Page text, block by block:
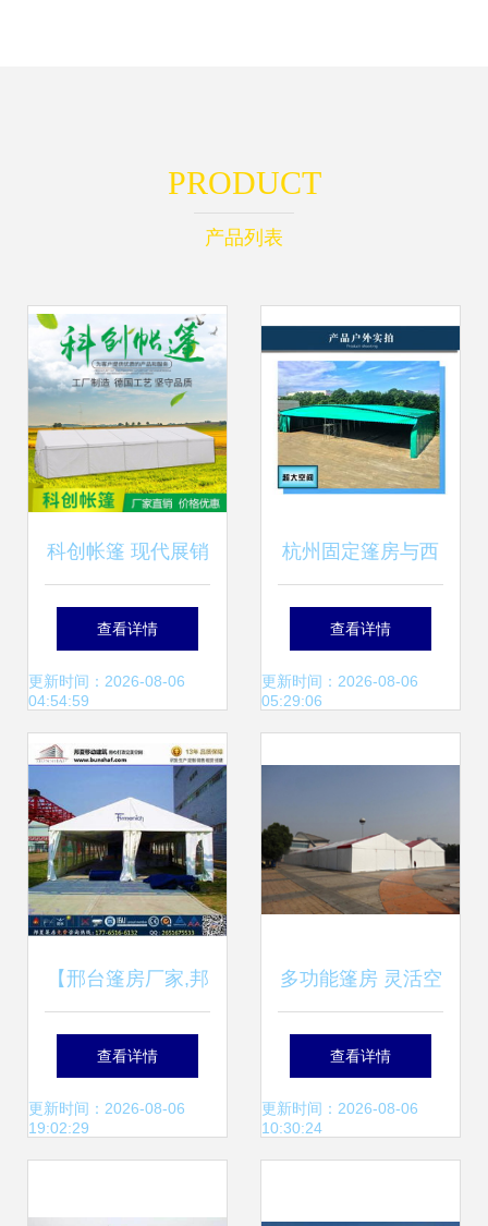
PRODUCT
产品列表
科创帐篷 现代展销
篷房的多功能应用
与优势解析
查看详情
更新时间：2026-08-06
04:54:59
杭州固定篷房与西
湖区遮阳棚造价解
析 找对直销省心省
查看详情
更新时间：2026-08-06
05:29:06
【邢台篷房厂家,邦
夏蓬房六角大蓬,彩
色棚房出租】-
查看详情
更新时间：2026-08-06
19:02:29
多功能篷房 灵活空
间解决方案
查看详情
更新时间：2026-08-06
10:30:24